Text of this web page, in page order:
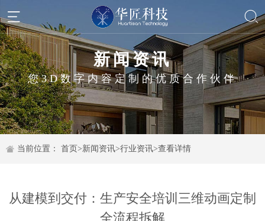
新闻资讯
您3D数字内容定制的优质合作伙伴
当前位置： 首页>新闻资讯>行业资讯>查看详情
从建模到交付：生产安全培训三维动画定制
全流程拆解